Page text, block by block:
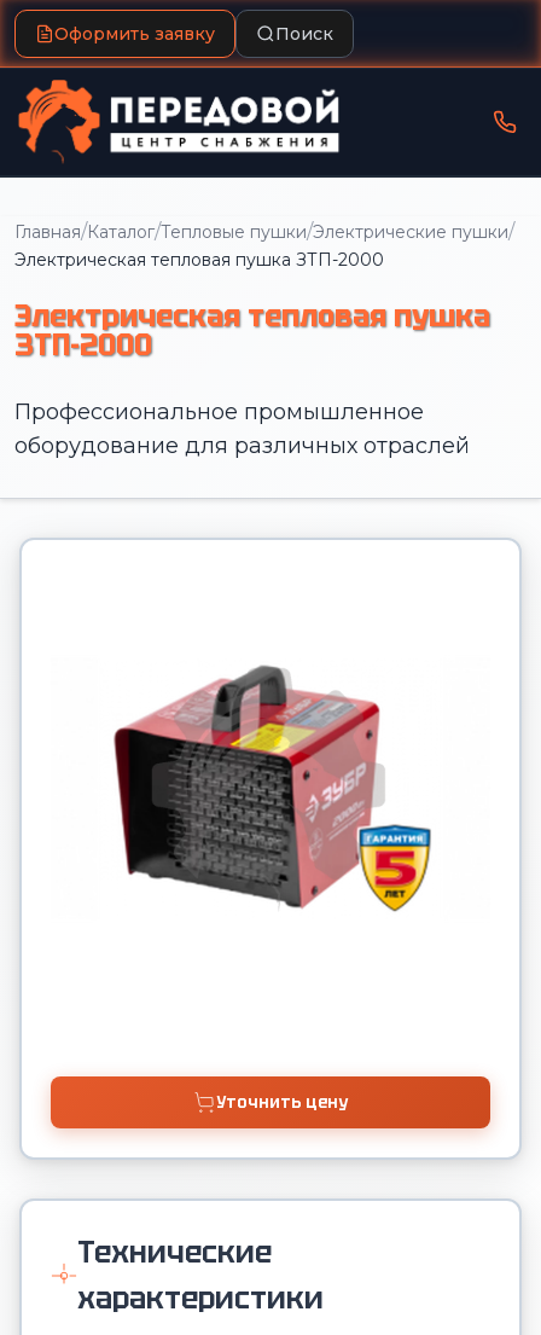
Оформить заявку Поиск
Главная/Каталог/Тепловые пушки/Электрические пушки/
Электрическая тепловая пушка ЗТП-2000
Электрическая тепловая пушка
ЗТП-2000
Профессиональное промышленное
оборудование для различных отраслей
Уточнить цену
Технические
характеристики